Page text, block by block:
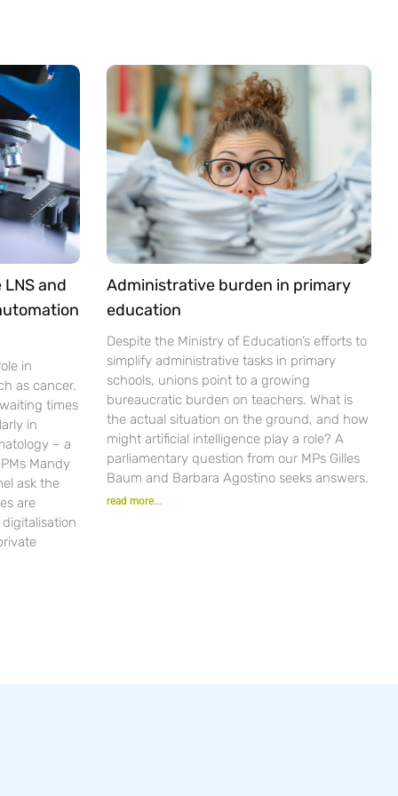
and
in
as cancer.
times
in
– a
Mandy
ask the
are
Administrative burden in primary
education
Despite the Ministry of Education’s efforts to
simplify administrative tasks in primary
schools, unions point to a growing
bureaucratic burden on teachers. What is
the actual situation on the ground, and how
might artificial intelligence play a role? A
parliamentary question from our MPs Gilles
Baum and Barbara Agostino seeks answers.
read more...